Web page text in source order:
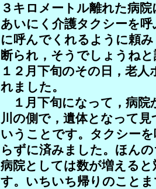
３キロメートル離れた病
あいにく介護タクシーを
に呼んでくれるように頼
断られ，そうでしょうね
１２月下旬のその日，老
れました。
１月下旬になって，病院
川の側で，遺体となって
いうことです。タクシー
らずに済みました。ほん
病院としては数が増える
す。いちいち帰りのこと